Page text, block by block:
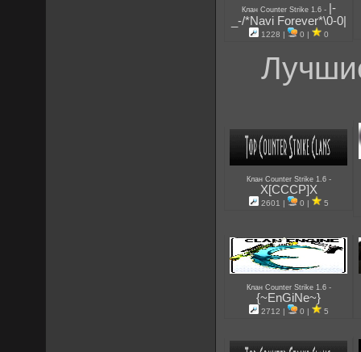
Клан Counter Strike 1.6 -
|-
_-/*Navi Forever*\0-0|
1228 | 0 | 0
Клан Counter Strike 1.6 -
X[CCCP]X
2601 | 0 | 5
Клан Counter Strike 1.6 -
{~EnGiNe~}
2712 | 0 | 5